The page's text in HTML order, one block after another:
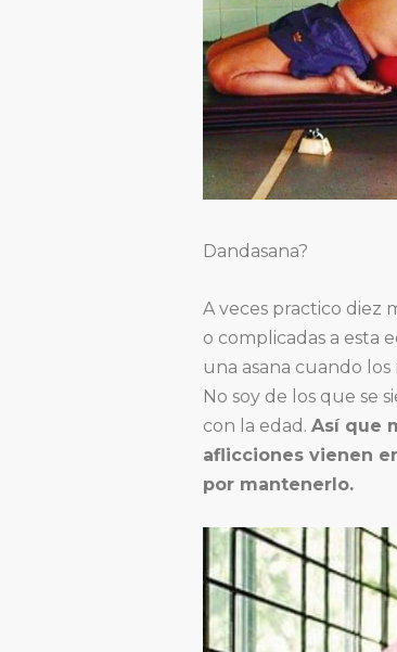
Dandasana?
A veces practico diez
o complicadas a esta
una asana cuando
No soy de los que se
con la edad. Así que
aflicciones vienen
por mantenerlo.